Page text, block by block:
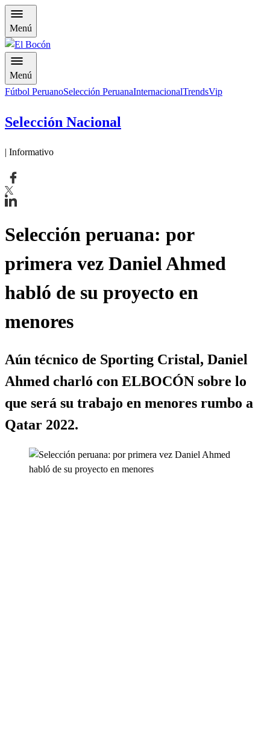
Menú
Menú
Fútbol PeruanoSelección PeruanaInternacionalTrendsVip
Selección Nacional
| Informativo
Selección peruana: por
primera vez Daniel Ahmed
habló de su proyecto en
menores
Aún técnico de Sporting Cristal, Daniel
Ahmed charló con ELBOCÓN sobre lo
que será su trabajo en menores rumbo a
Qatar 2022.